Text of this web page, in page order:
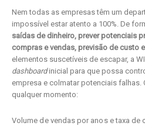
Nem todas as empresas têm um
impossível estar atento a 100%. De
saídas de dinheiro, prever potenciais
compras e vendas, previsão de custo
elementos suscetíveis de escapar, a
dashboardinicial para que possa
empresa e colmatar potenciais falhas.
qualquer momento:
Volume de vendas por anos e taxa de